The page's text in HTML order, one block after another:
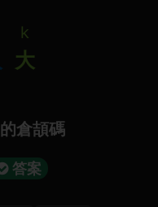
k
大
倉頡碼
答案